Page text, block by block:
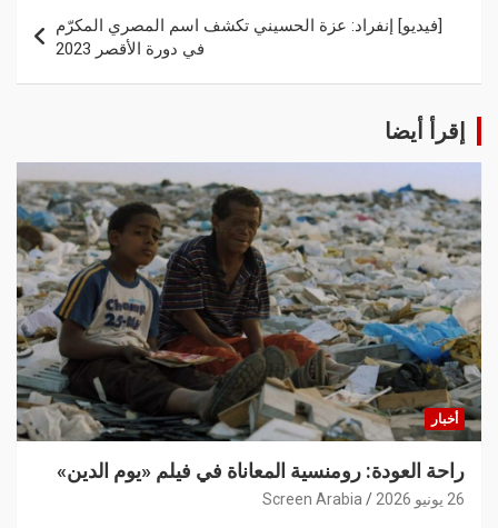
[فيديو] إنفراد: عزة الحسيني تكشف اسم المصري المكرّم
في دورة الأقصر 2023
إقرأ أيضا
أخبار
راحة العودة: رومنسية المعاناة في فيلم «يوم الدين»
26 يونيو 2026 Screen Arabia